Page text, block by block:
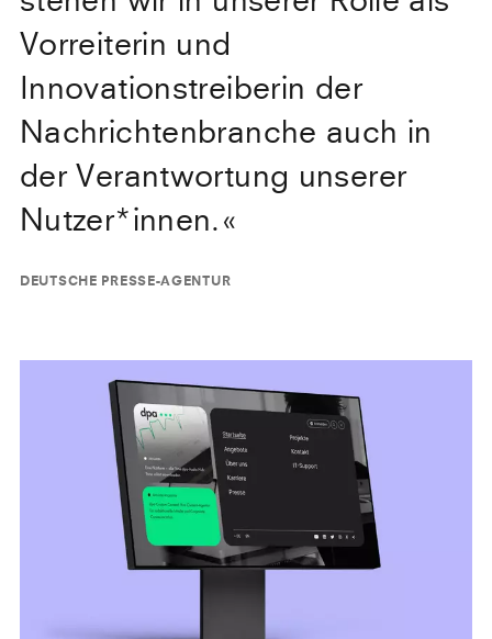
Vorreiterin und
Innovationstreiberin der
Nachrichtenbranche auch in
der Verantwortung unserer
Nutzer*innen. «
DEUTSCHE PRESSE-AGENTUR